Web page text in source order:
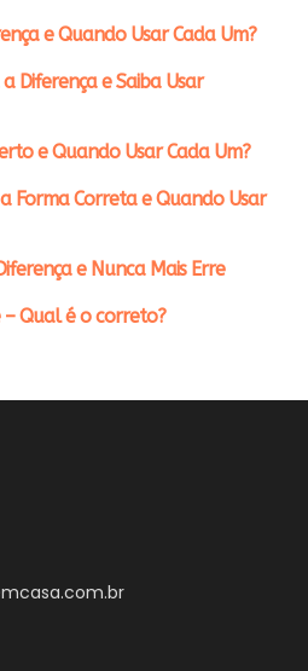
e Quando Usar Cada Um?
Diferença e Saiba Usar
e Quando Usar Cada Um?
Forma Correta e Quando Usar
e Nunca Mais Erre
Qual é o correto?